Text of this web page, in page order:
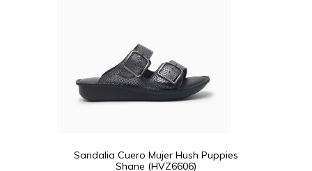
Sandalia Cuero Mujer Hush Puppies
Shane (HVZ6606)